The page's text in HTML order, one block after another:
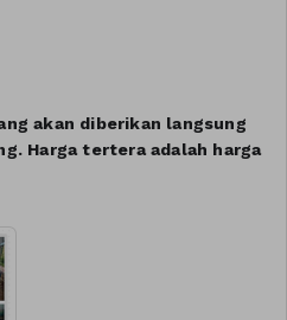
akan diberikan langsung
Harga tertera adalah harga